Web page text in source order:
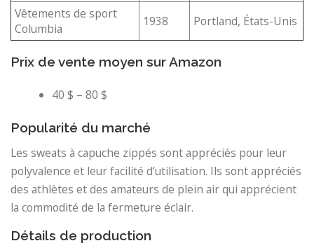
Vêtements de sport
Columbia
1938 Portland, États-Unis
Prix ​​de vente moyen sur Amazon
40 $ – 80 $
Popularité du marché
Les sweats à capuche zippés sont appréciés pour leur
polyvalence et leur facilité d’utilisation. Ils sont appréciés
des athlètes et des amateurs de plein air qui apprécient
la commodité de la fermeture éclair.
Détails de production